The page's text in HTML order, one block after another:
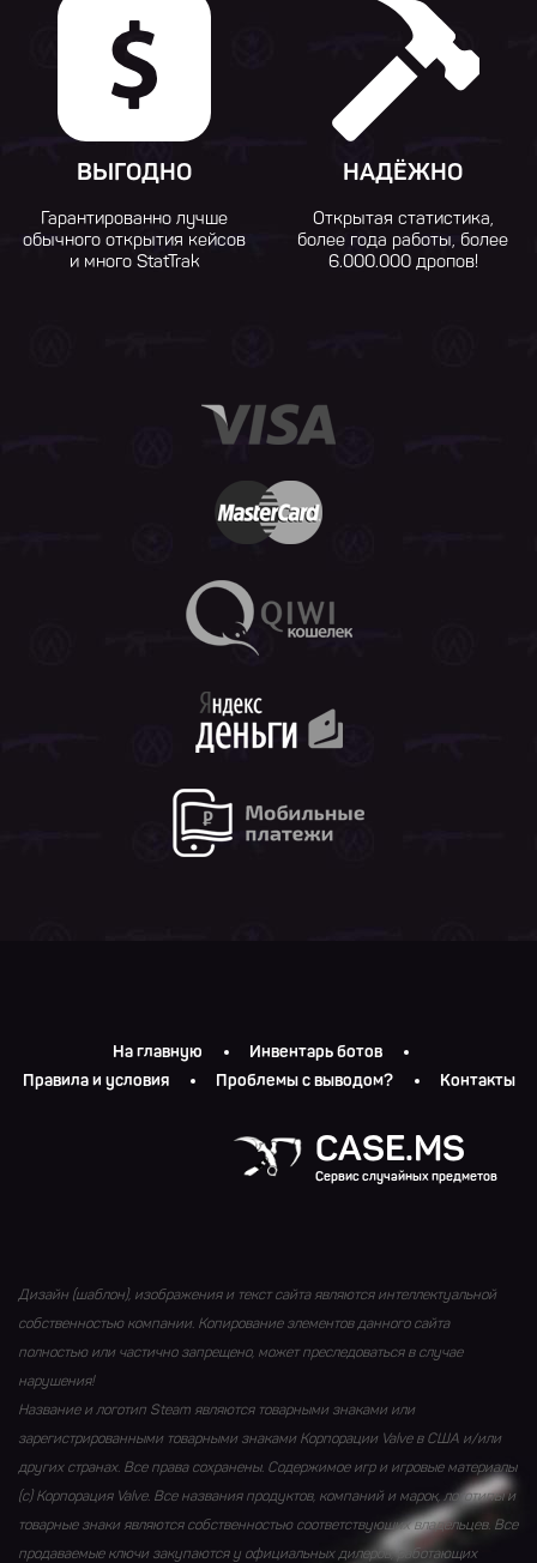
ВЫГОДНО
Гарантированно лучше
обычного открытия кейсов
и много StatTrak
НАДЁЖНО
Открытая статистика,
более года работы, более
6.000.000 дропов!
На главную
Инвентарь ботов
Правила и условия
Проблемы с выводом? Контакты
CASE.MS
Сервис случайных предметов
Дизайн (шаблон), изображения и текст сайта являются интеллектуальной
собственностью компании. Копирование элементов данного сайта
полностью или частично запрещено, может преследоваться в случае
нарушения!
Название и логотип Steam являются товарными знаками или
зарегистрированными товарными знаками Корпорации Valve в США и/или
других странах. Все права сохранены. Содержимое игр и игровые материалы
(с) Корпорация Valve. Все названия продуктов, компаний и марок, логотипы и
товарные знаки являются собственностью соответствующих владельцев. Все
продаваемые ключи закупаются у официальных дилеров, работающих